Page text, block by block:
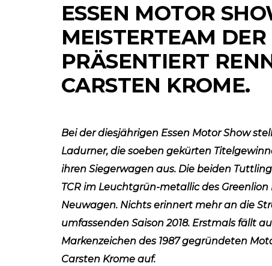
ESSEN MOTOR
MEISTERTEAM
PRÄSENTIERT
CARSTEN KROME.
Bei der diesjährigen Essen Motor Show
Ladurner, die soeben gekürten
ihren Siegerwagen aus. Die beiden
TCR im Leuchtgrün-metallic des
Neuwagen. Nichts erinnert mehr an die
umfassenden Saison 2018. Erstmals fällt
Markenzeichen des 1987 gegründeten
Carsten Krome auf.
cars | culture:
Sie jetzt die
01 |
am 1.
online auf
| GO!
eleven
Bestellen Sie
neue
№ 02 | 2024
(erscheint am 12.
Dezember 2024)
online auf
netzwerkeins |